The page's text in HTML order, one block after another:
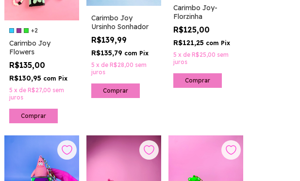
+2
Carimbo Joy
Flowers
R$135,00
R$130,95 com Pix
5 x de R$27,00 sem
juros
Comprar
Carimbo Joy
Ursinho Sonhador
R$139,99
R$135,79 com Pix
5 x de R$28,00 sem
juros
Carimbo Joy-
Florzinha
R$125,00
R$121,25 com Pix
5 x de R$25,00 sem
juros